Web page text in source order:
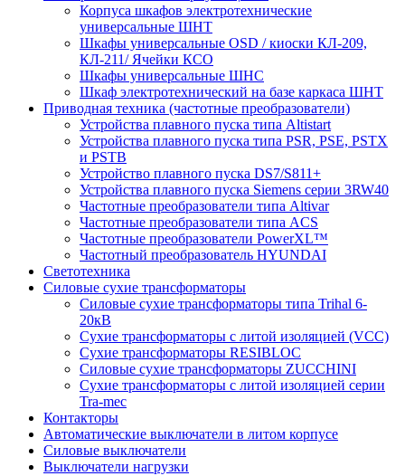
Корпуса шкафов электротехнические
универсальные ШНТ
Шкафы универсальные OSD / киоски КЛ-209,
КЛ-211/ Ячейки КСО
Шкафы универсальные ШНС
Шкаф электротехнический на базе каркаса ШНТ
Приводная техника (частотные преобразователи)
Устройства плавного пуска типа Altistart
Устройства плавного пуска типа PSR, PSE, PSTX
и PSTB
Устройство плавного пуска DS7/S811+
Устройства плавного пуска Siemens серии 3RW40
Частотные преобразователи типа Altivar
Частотные преобразователи типа ACS
Частотные преобразователи PowerXL™
Частотный преобразователь HYUNDAI
Светотехника
Силовые сухие трансформаторы
Силовые сухие трансформаторы типа Trihal 6-
20кВ
Сухие трансформаторы с литой изоляцией (VCC)
Сухие трансформаторы RESIBLOC
Силовые сухие трансформаторы ZUCCHINI
Сухие трансформаторы с литой изоляцией серии
Tra-mec
Контакторы
Автоматические выключатели в литом корпусе
Силовые выключатели
Выключатели нагрузки